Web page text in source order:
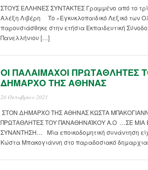
ΣΤΟΥΣ ΕΛΛΗΝΕΣ ΣΥΝΤΑΚΤΕΣ Γραμμένο από το
Αλέξη Λιβέρη Το «Εγκυκλοπαιδικό Λεξικό των
παρουσιάσθηκε στην ετήσια Εκπαιδευτική
Πανελλήνιου […]
ΟΙ ΠΑΛΑΙΜΑΧΟΙ ΠΡΩΤΑΘΛΗΤΕΣ
ΔΗΜΑΡΧΟ ΤΗΣ ΑΘΗΝΑΣ
20 Οκτωβρίου 2021
ΣΤΟΝ ΔΗΜΑΡΧΟ ΤΗΣ ΑΘΗΝΑΣ ΚΩΣΤΑ
ΠΡΩΤΑΘΛΗΤΕΣ ΤΟΥ ΠΑΝΑΘΗΝΑΪΚΟΥ Α.Ο …ΣΕ ΜΙΑ
ΣΥΝΑΝΤΗΣΗ… Μία εποικοδομητική συνάντηση
Κώστα Μπακογιάννη στο παραδοσιακό